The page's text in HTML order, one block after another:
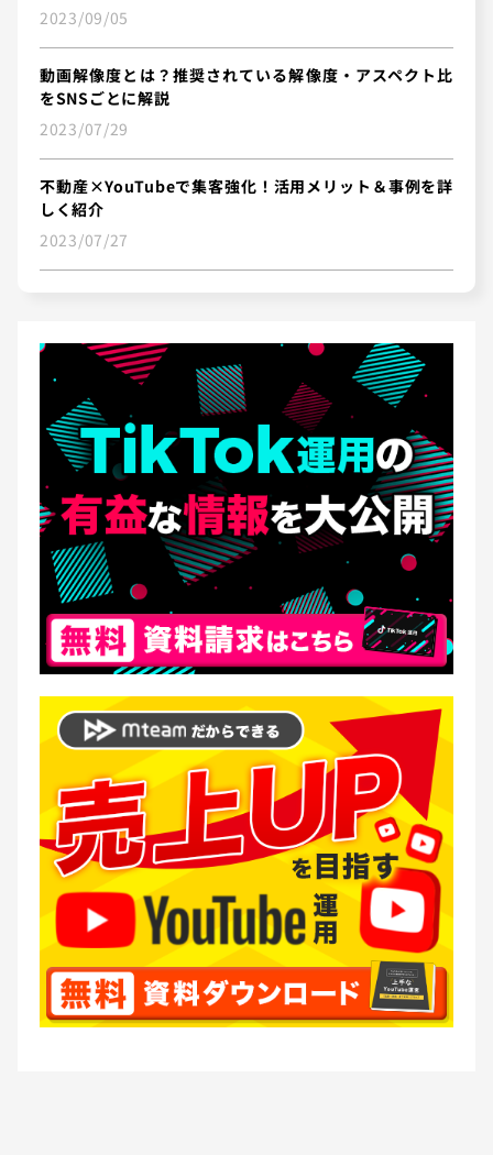
2023/09/05
動画解像度とは？推奨されている解像度・アスペクト比
をSNSごとに解説
2023/07/29
不動産×YouTubeで集客強化！活用メリット＆事例を詳
しく紹介
2023/07/27